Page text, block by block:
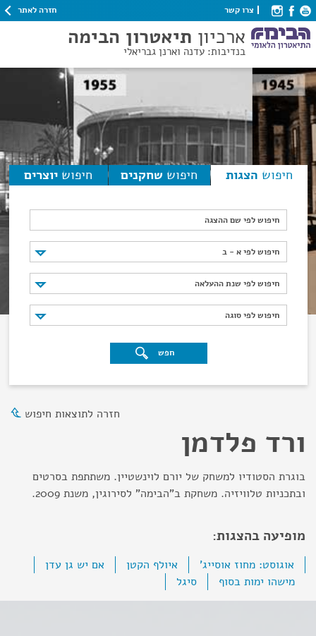
צרו קשר חזרה לאתר
ארכיון תיאטרון הבימה
בנדיבות: עדנה וארנן גבריאלי
חיפוש הצגות חיפוש שחקנים חיפוש יוצרים
חיפוש לפי שם ההצגה
חיפוש לפי א - ב
חיפוש לפי א - ב
חיפוש לפי שנת ההעלאה
חיפוש לפי שנת ההעלאה
חיפוש לפי סוגה
חיפוש לפי סוגה
חפש
חזרה לתוצאות חיפוש
ורד פלדמן
בוגרת הסטודיו למשחק של יורם לוינשטיין. משתתפת בסרטים
ובתכניות טלוויזיה. משחקת ב"הבימה" לסירוגין, משנת 2009.
מופיעה בהצגות:
אוגוסט: מחוז אוסייג' איולף הקטן
אם יש גן עדן
מישהו ימות בסוף
סיגל